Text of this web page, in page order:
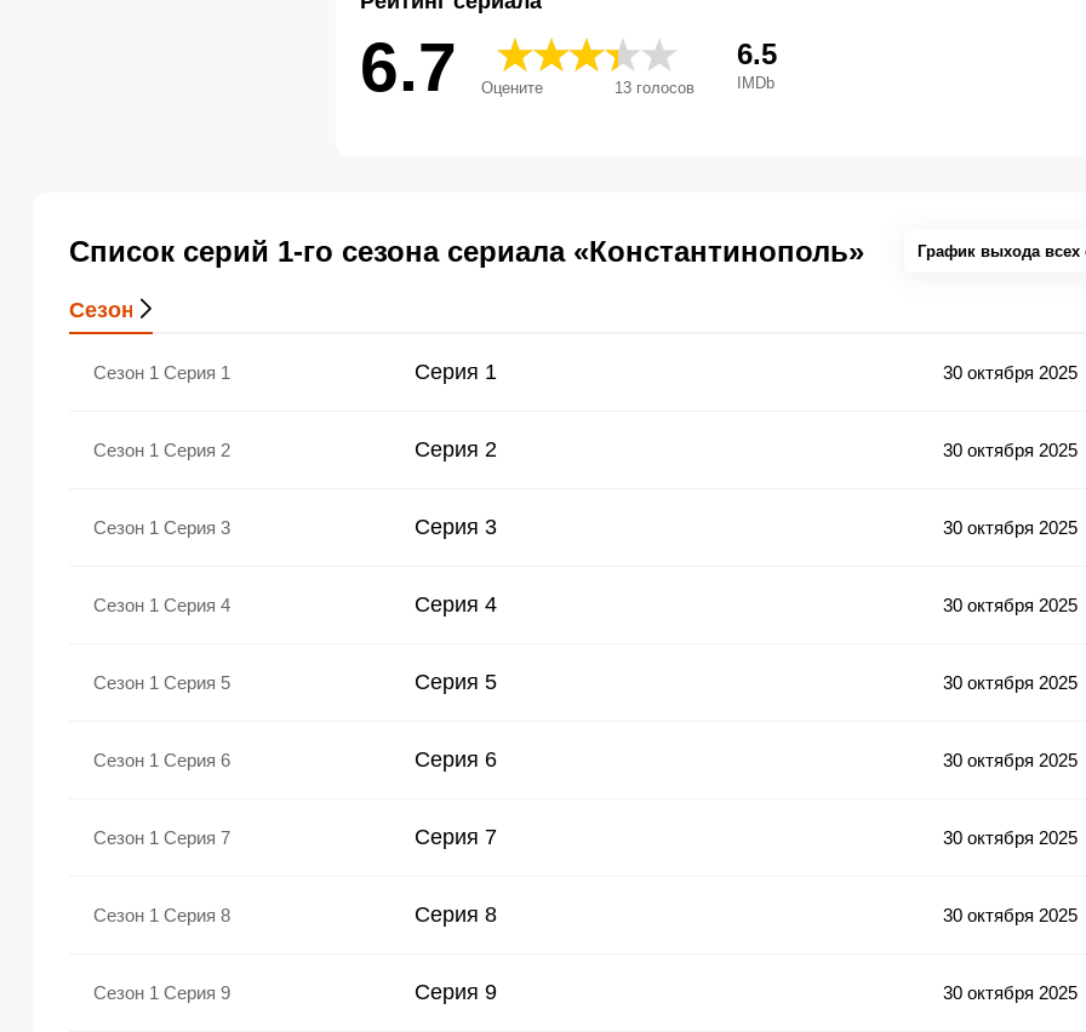
6.7 Оцените 13голосов
6.5
IMDb
Список серий 1-го сезона сериала «Константинополь» График выхода всех
Сезон 1
Серия 1
Сезон 1 Серия 1 30 октября 2025
Серия 2
Сезон 1 Серия 2 30 октября 2025
Серия 3
Сезон 1 Серия 3 30 октября 2025
Серия 4
Сезон 1 Серия 4 30 октября 2025
Серия 5
Сезон 1 Серия 5 30 октября 2025
Серия 6
Сезон 1 Серия 6 30 октября 2025
Серия 7
Сезон 1 Серия 7 30 октября 2025
Серия 8
Сезон 1 Серия 8 30 октября 2025
Серия 9
Сезон 1 Серия 9 30 октября 2025